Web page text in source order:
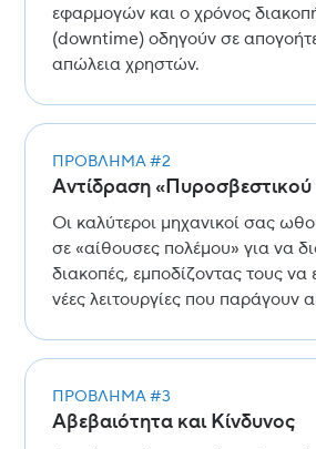
εφαρμογών και ο χρόνος
(downtime) οδηγούν σε
απώλεια χρηστών.
ΠΡΌΒΛΗΜΑ #2
Αντίδραση «Πυροσβεστικού
Οι καλύτεροι μηχανικοί σας
σε «αίθουσες πολέμου» για να
διακοπές, εμποδίζοντας τους
νέες λειτουργίες που παράγουν
ΠΡΌΒΛΗΜΑ #3
Αβεβαιότητα και Κίνδυνος